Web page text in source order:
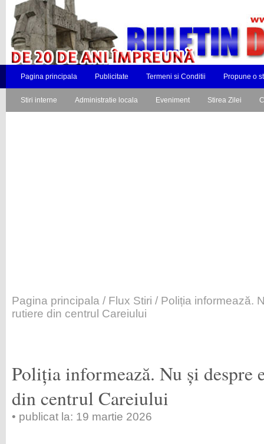
Pagina principala Publicitate Termeni si Conditii Propune o
Stiri interne Administratie locala Eveniment Stirea Zilei
Pagina principala / Flux Stiri / Poliția informează.
rutiere din centrul Careiului
Poliția informează. Nu și despre
din centrul Careiului
• publicat la: 19 martie 2026